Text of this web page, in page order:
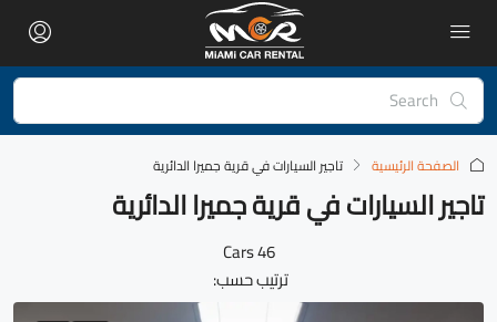
الصفحة الرئيسية تاجير السيارات في قرية جميرا الدائرية
تاجير السيارات في قرية جميرا الدائرية
46 Cars
ترتيب حسب: